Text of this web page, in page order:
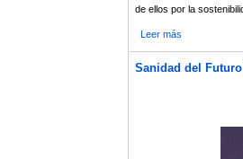
de ellos por la
Leer más
Sanidad del